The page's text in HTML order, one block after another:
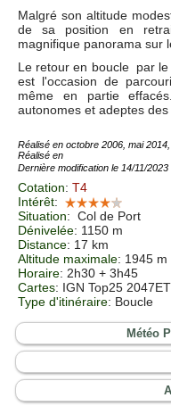
Malgré son altitude
de sa position en
magnifique panorama sur
Le retour en boucle par
est l'occasion de
même en partie
autonomes et adeptes
Réalisé en octobre 2006, mai
Réalisé en
Dernière modification le 14/11/2023
Cotation: T4
Intérêt:
Situation: Col de Port
Dénivelée: 1150 m
Distance: 17 km
Altitude maximale: 1945 m
Horaire: 2h30 + 3h45
Cartes: IGN Top25 2047ET
Type d'itinéraire: Boucle
Météo